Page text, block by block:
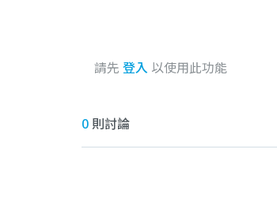
請先 登入 以使用此功能
0 則討論